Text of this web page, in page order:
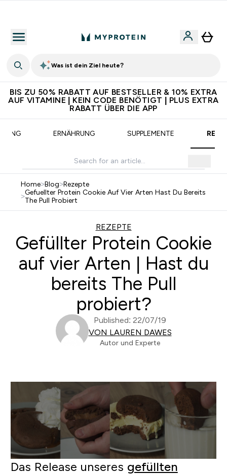
Was ist dein Ziel heute?
BIS ZU 50% RABATT AUF BESTSELLER & 10% EXTRA
AUF VITAMINE | KEIN CODE BENÖTIGT | PLUS EXTRA
RABATT ÜBER DIE APP
ERNÄHRUNG SUPPLEMENTE
Home>Blog>Rezepte
>Gefuellter Protein Cookie Auf Vier Arten Hast Du Bereits
The Pull Probiert
REZEPTE
Gefüllter Protein Cookie
auf vier Arten | Hast du
bereits The Pull
probiert?
Published: 22/07/19
VON LAUREN DAWES
Autor und Experte
Das Release unseres gefüllten